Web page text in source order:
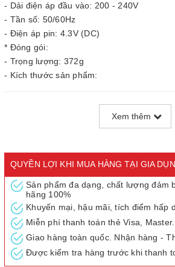
- Dải điện áp đầu vào: 200 - 240V
- Tần số: 50/60Hz
- Điện áp pin: 4.3V (DC)
* Đóng gói:
- Trọng lượng: 372g
- Kích thước sản phẩm:
Xem thêm
QUYỀN LỢI KHI MUA HÀNG TẠI GIA
Sản phẩm đa dạng, chất lượng đảm
hãng 100%
Khuyến mại, hậu mãi, tích điểm hấp
Miễn phí thanh toán thẻ Visa,
Giao hàng toàn quốc. Nhận hàng -
Được kiểm tra hàng trước khi thanh